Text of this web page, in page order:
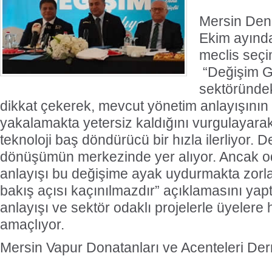
Mersin
Ekim
meclis
“Değişim
dikkat çekerek, mevcut yönetim
yakalamakta yetersiz kaldığını
teknoloji baş döndürücü bir hızla ilerliyor.
dönüşümün merkezinde yer alıyor. Ancak
anlayışı bu değişime ayak uydurmakta
bakış açısı kaçınılmazdır” açıklamasını
anlayışı ve sektör odaklı projelerle üyelere
amaçlıyor.
Mersin Vapur Donatanları ve Acenteleri